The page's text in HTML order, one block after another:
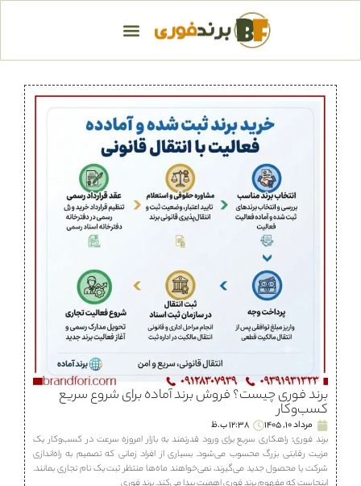
برند فوری چیست؟ فروش برند آماده برای شروع سریع
کسب‌وکار
مرداد 10, 1405
12:38 ب.ظ
برند فوری؛ راهکاری سریع برای ورود قدرتمند به بازار امروزه سرعت در کسب‌وکار یک
مزیت رقابتی بزرگ محسوب می‌شود. بسیاری از افراد زمانی که تصمیم به راه‌اندازی
شرکت یا محصول جدید می‌گیرند، نمی‌خواهند ماه‌ها منتظر ثبت یک نام تجاری بمانند.